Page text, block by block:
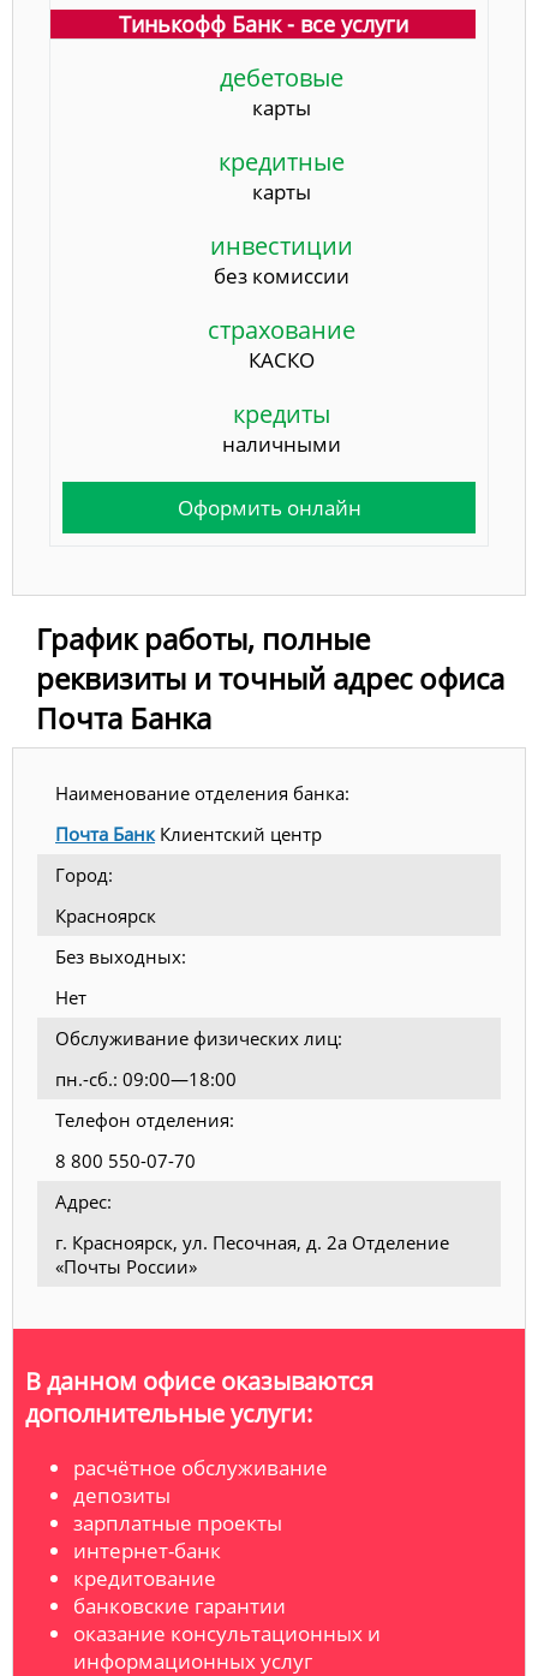
Тинькофф Банк - все услуги
дебетовые
карты
кредитные
карты
инвестиции
без комиссии
страхование
КАСКО
кредиты
наличными
Оформить онлайн
График работы, полные
реквизиты и точный адрес офиса
Почта Банка
Наименование отделения банка:
Почта БанкКлиентский центр
Город:
Красноярск
Без выходных:
Нет
Обслуживание физических лиц:
пн.-сб.: 09:00—18:00
Телефон отделения:
8 800 550-07-70
Адрес:
г. Красноярск, ул. Песочная, д. 2а Отделение
«Почты России»
В данном офисе оказываются
дополнительные услуги:
расчётное обслуживание
депозиты
зарплатные проекты
интернет-банк
кредитование
банковские гарантии
оказание консультационных и
информационных услуг